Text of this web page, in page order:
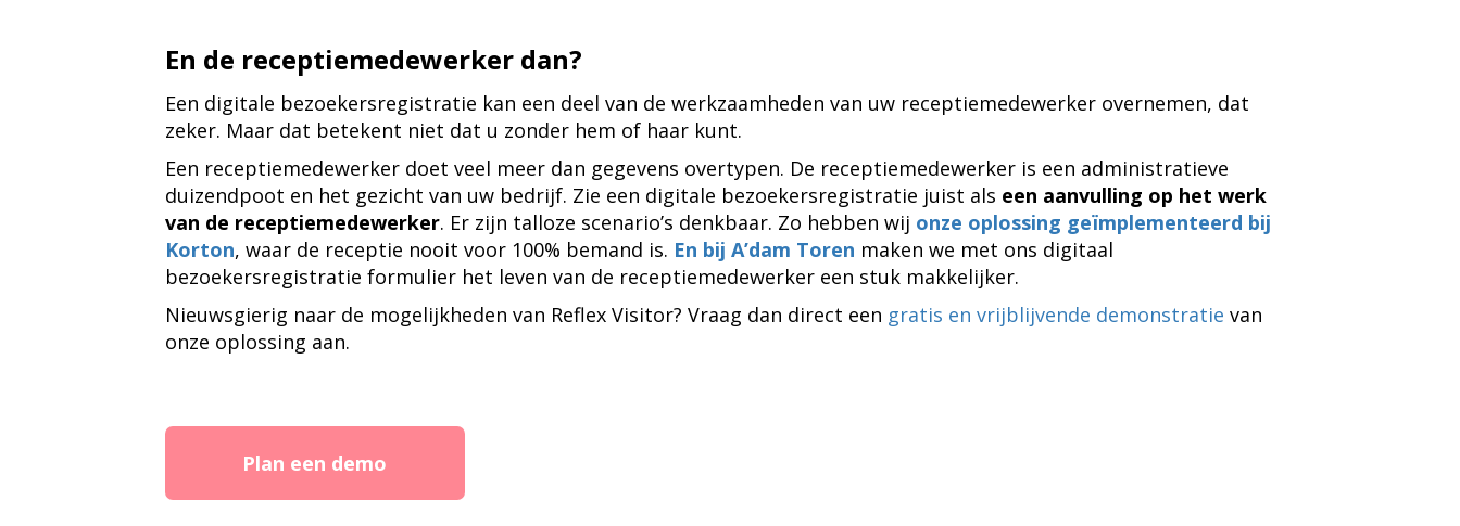
En de receptiemedewerker dan?
Een digitale bezoekersregistratie kan een deel van de werkzaamheden van uw receptiemedewerker overnemen, dat
zeker. Maar dat betekent niet dat u zonder hem of haar kunt.
Een receptiemedewerker doet veel meer dan gegevens overtypen. De receptiemedewerker is een administratieve
duizendpoot en het gezicht van uw bedrijf. Zie een digitale bezoekersregistratie juist als een aanvulling op het werk
van de receptiemedewerker. Er zijn talloze scenario’s denkbaar. Zo hebben wij onze oplossing geïmplementeerd bij
Korton, waar de receptie nooit voor 100% bemand is. En bij A’dam Toren maken we met ons digitaal
bezoekersregistratie formulier het leven van de receptiemedewerker een stuk makkelijker.
Nieuwsgierig naar de mogelijkheden van Reflex Visitor? Vraag dan direct een gratis en vrijblijvende demonstratie van
onze oplossing aan.
Plan een demo